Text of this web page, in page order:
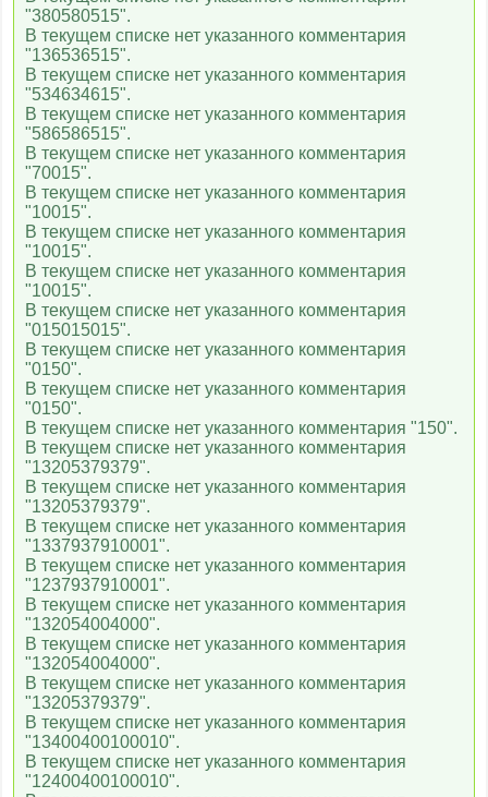
"380580515".
В текущем списке нет указанного комментария
"136536515".
В текущем списке нет указанного комментария
"534634615".
В текущем списке нет указанного комментария
"586586515".
В текущем списке нет указанного комментария
"70015".
В текущем списке нет указанного комментария
"10015".
В текущем списке нет указанного комментария
"10015".
В текущем списке нет указанного комментария
"10015".
В текущем списке нет указанного комментария
"015015015".
В текущем списке нет указанного комментария
"0150".
В текущем списке нет указанного комментария
"0150".
В текущем списке нет указанного комментария "150".
В текущем списке нет указанного комментария
"13205379379".
В текущем списке нет указанного комментария
"13205379379".
В текущем списке нет указанного комментария
"1337937910001".
В текущем списке нет указанного комментария
"1237937910001".
В текущем списке нет указанного комментария
"132054004000".
В текущем списке нет указанного комментария
"132054004000".
В текущем списке нет указанного комментария
"13205379379".
В текущем списке нет указанного комментария
"13400400100010".
В текущем списке нет указанного комментария
"12400400100010".